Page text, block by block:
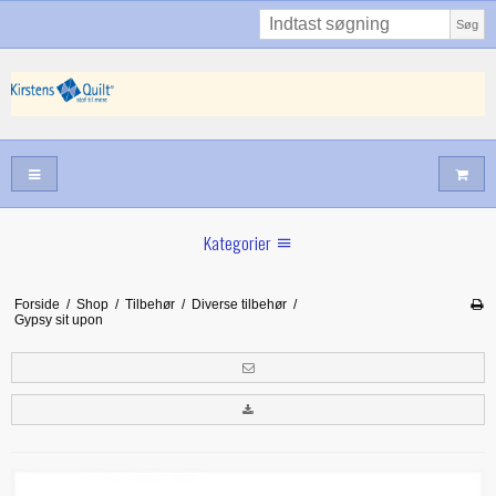
Søg
Kategorier
Juni nyt
Forside / Shop / Tilbehør / Diverse tilbehør /
Gypsy sit upon